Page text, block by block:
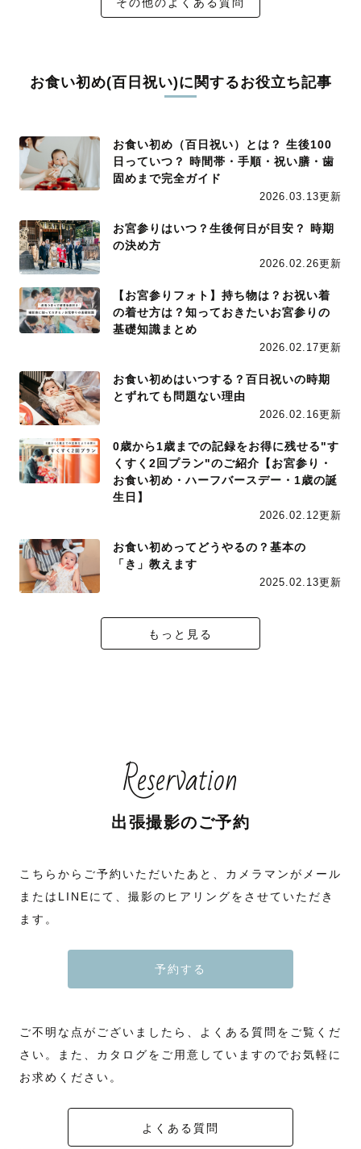
その他のよくある質問
お食い初め(百日祝い)に関するお役立ち記事
お食い初め（百日祝い）とは？ 生後100
日っていつ？ 時間帯・手順・祝い膳・歯
固めまで完全ガイド
2026.03.13更新
お宮参りはいつ？生後何日が目安？ 時期
の決め方
2026.02.26更新
【お宮参りフォト】持ち物は？お祝い着
の着せ方は？知っておきたいお宮参りの
基礎知識まとめ
2026.02.17更新
お食い初めはいつする？百日祝いの時期
とずれても問題ない理由
2026.02.16更新
0歳から1歳までの記録をお得に残せる"す
くすく2回プラン"のご紹介【お宮参り・
お食い初め・ハーフバースデー・1歳の誕
生日】
2026.02.12更新
お食い初めってどうやるの？基本の
「き」教えます
2025.02.13更新
もっと見る
Reservation
出張撮影のご予約
こちらからご予約いただいたあと、カメラマンがメール
またはLINEにて、撮影のヒアリングをさせていただき
ます。
予約する
ご不明な点がございましたら、よくある質問をご覧くだ
さい。また、カタログをご用意していますのでお気軽に
お求めください。
よくある質問